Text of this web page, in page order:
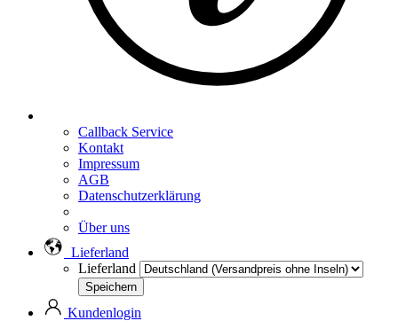
Callback Service
Kontakt
Impressum
AGB
Datenschutzerklärung
Über uns
Lieferland
Lieferland
Kundenlogin